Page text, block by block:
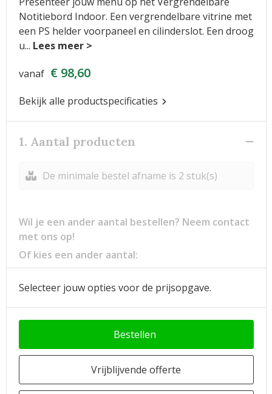
Notitiebord Indoor. Een vergrendelbare vitrine met
een PS helder voorpaneel en cilinderslot. Een droog
u...
vanaf € 98,60
Bekijk alle productspecificaties
1. Aantal producten
De minimale bestel afname is 2 stuk(s)
Wil je een ander aantal bestellen? Neem contact
met ons op!
Of kies een ander aantal:
Selecteer jouw opties voor de prijsopgave.
Bestellen
Vrijblijvende offerte